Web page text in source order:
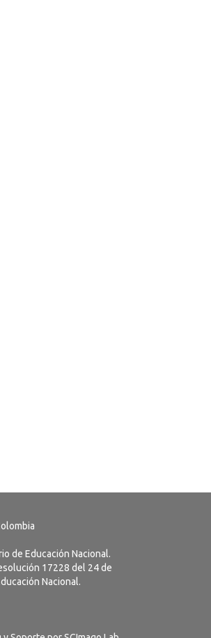
de Educación Nacional.
17228 del 24 de
Nacional.